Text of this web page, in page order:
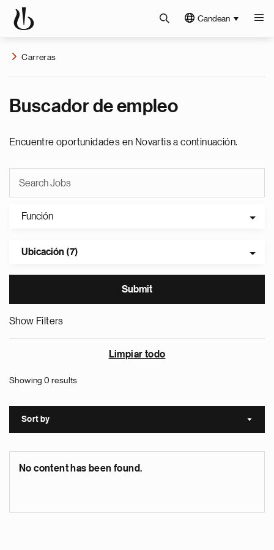
Candean
Carreras
Buscador de empleo
Encuentre oportunidades en Novartis a continuación.
Función
Ubicación (7)
Show Filters
Limpiar todo
Showing 0 results
Sort by Sort
No content has been found.